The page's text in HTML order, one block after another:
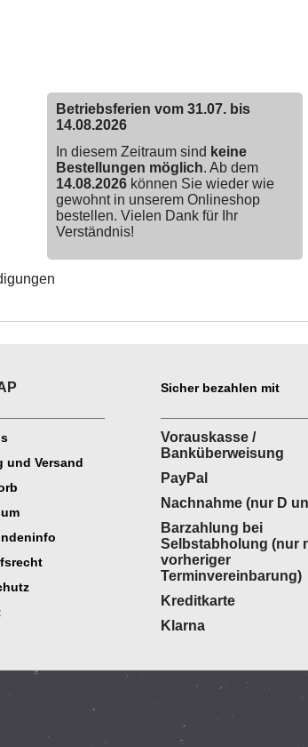
Betriebsferien vom 31.07. bis
14.08.2026
In diesem Zeitraum sind keine
Bestellungen möglich. Ab dem
14.08.2026können Sie wieder wie
gewohnt in unserem Onlineshop
bestellen. Vielen Dank für Ihr
Verständnis!
und Versand
Sicher bezahlen mit
Vorauskasse /
Banküberweisung
PayPal
Nachnahme (nur D
Barzahlung bei
Selbstabholung (nur
vorheriger
Terminvereinbarung)
Kreditkarte
Klarna
WebShop erstellt mit